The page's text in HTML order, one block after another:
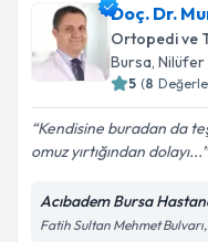
Op. Dr. Özgür
oluşturun. Size bu
takvim
Kişisel
Metni'ni
Doç. Dr.
Ortopedi ve
Bursa, Nilüfer
5 (8
Kendisine buradan da
omuz yırtığından dolayı...
Acıbadem Bursa
Fatih Sultan Mehmet